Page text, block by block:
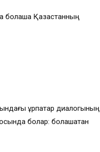
Қазақстанның
ұрпақтар диалогының
болар: болашақтан